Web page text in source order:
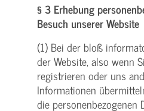
§ 3 Erhebung
Besuch unserer Website
(1) Bei der bloß
der Website, also wenn
registrieren oder uns
Informationen
die personenbezogenen